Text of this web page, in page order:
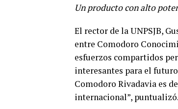
Un producto con alto
El rector de la UNPSJB,
entre Comodoro
esfuerzos compartidos
interesantes para el
Comodoro Rivadavia es
internacional”, puntualizó.